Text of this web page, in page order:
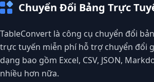
Chuyển Đổi Bảng Trực
TableConvert là công cụ chuyển đổi
trực tuyến miễn phí hỗ trợ chuyển đổi
dạng bao gồm Excel, CSV, JSON,
nhiều hơn nữa.